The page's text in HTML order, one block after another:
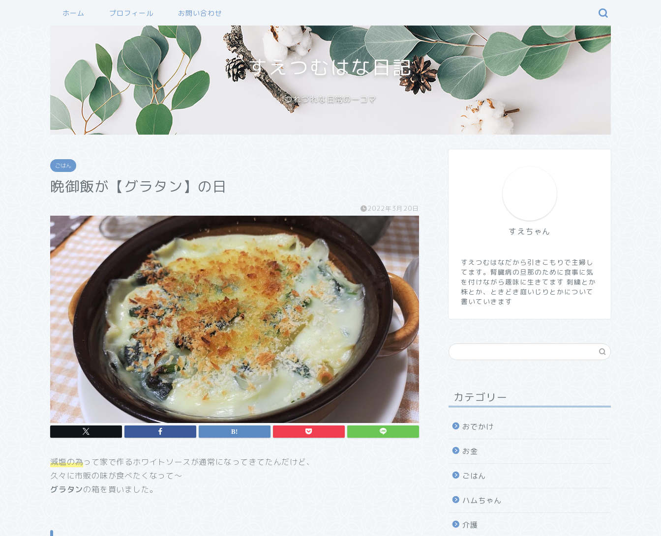
ホーム プロフィール お問い合わせ
すえつむはな日記
つれづれな日常の一コマ
ごはん
晩御飯が【グラタン】の日
2022年3月20日
減塩の為って家で作るホワイトソースが通常になってきてたんだけど、
久々に市販の味が食べたくなって～
グラタンの箱を買いました。
すえちゃん
すえつむはなだから引きこもりで主婦し
てます。腎臓病の旦那のために食事に気
を付けながら趣味に生きてます 刺繍とか
株とか、ときどき庭いじりとかについて
書いていきます
カテゴリー
おでかけ
お金
ごはん
ハムちゃん
介護